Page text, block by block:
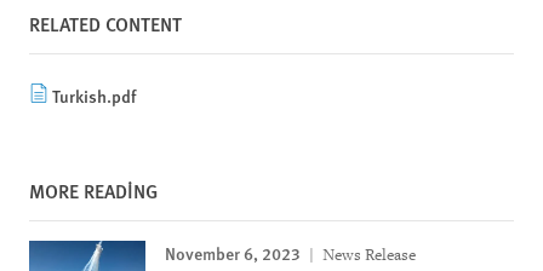
RELATED CONTENT
Turkish.pdf
MORE READING
November 6, 2023 News Release